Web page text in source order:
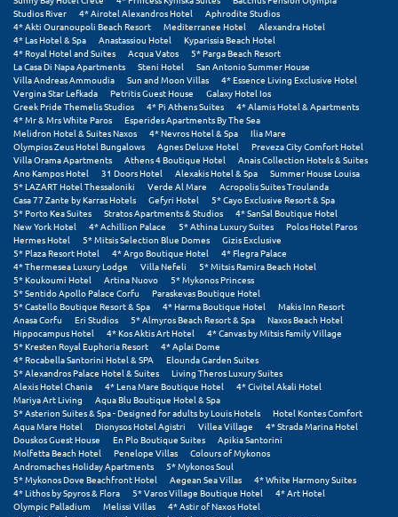
Νέα Μάκρη
Νέα Στύρα Εύβοιας
Νέοι Πόροι Πιερίας
Ξ
Ξυλόκαστρο
Ο
Ορεινή Αρκαδία
Ορεινή Ναυπακτία
Π
Πάλαιρος
Παξοί
Παραλία Κατερίνης
Παραλία Λιτοχώρου
Παράλιο Άστρος
Studios River
4* Airotel Alexandros Hotel
Aphrodite Studios
4* Akti Ouranoupoli Beach Resort
Mediterranee Hotel
Alexandra Hotel
4* Las Hotel & Spa
Anastassiou Hotel
Kyparissia Beach Hotel
4* Royal Hotel and Suites
Acqua Vatos
5* Parga Beach Resort
La Casa Di Napa Apartments
Steni Hotel
San Antonio Summer House
Villa Andreas Ammoudia
Sun and Moon Villas
4* Essence Living Exclusive Hotel
Vergina Star Lefkada
Petritis Guest House
Galaxy Hotel Ios
Greek Pride Themelis Studios
4* Pi Athens Suites
4* Alamis Hotel & Apartments
4* Mr & Mrs White Paros
Esperides Apartments By The Sea
Melidron Hotel & Suites Naxos
4* Nevros Hotel & Spa
Ilia Mare
Olympios Zeus Hotel Bungalows
Agnes Deluxe Hotel
Preveza City Comfort Hotel
Villa Orama Apartments
Athens 4 Boutique Hotel
Anais Collection Hotels & Suites
Ano Kampos Hotel
31 Doors Hotel Alexakis Hotel & Spa
Summer House Louisa
5* LAZART Hotel Thessaloniki
Verde Al Mare
Acropolis Suites Troulanda
Casa 77 Zante by Karras Hotels
Gefyri Hotel
5* Cayo Exclusive Resort & Spa
5* Porto Kea Suites
Stratos Apartments & Studios
4* SanSal Boutique Hotel
New York Hotel
4* Achillion Palace 5* Athina Luxury Suites
Polos Hotel Paros
Hermes Hotel
5* Mitsis Selection Blue Domes
Gizis Exclusive
5* Plaza Resort Hotel
4* Argo Boutique Hotel
4* Flegra Palace
4* Thermesea Luxury Lodge
Villa Nefeli
5* Mitsis Ramira Beach Hotel
5* Koukoumi Hotel
Artina Nuovo
5* Mykonos Princess
5* Sentido Apollo Palace Corfu
Paraskevas Boutique Hotel
5* Castello Boutique Resort & Spa
4* Harma Boutique Hotel
Makis Inn Resort
Anasa Corfu
Eri Studios 5* Almyros Beach Resort & Spa
Naxos Beach Hotel
Hippocampus Hotel
4* Kos Aktis Art Hotel
4* Canvas by Mitsis Family Village
5* Kresten Royal Euphoria Resort
4* Aplai Dome
4* Rocabella Santorini Hotel & SPA
Elounda Garden Suites
5* Alexandros Palace Hotel & Suites
Living Theros Luxury Suites
Alexis Hotel Chania
4* Lena Mare Boutique Hotel
4* Civitel Akali Hotel
Mariya Art Living
Aqua Blu Boutique Hotel & Spa
5* Asterion Suites & Spa - Designed for adults by Louis Hotels
Hotel Kontes Comfort
Aqua Mare Hotel
Dionysos Hotel Agistri Villea Village
4* Strada Marina Hotel
Douskos Guest House
En Plo Boutique Suites
Apikia Santorini
Molfetta Beach Hotel
Penelope Villas
Colours of Mykonos
Andromaches Holiday Apartments
5* Mykonos Soul
5* Mykonos Dove Beachfront Hotel
Aegean Sea Villas
4* White Harmony Suites
4* Lithos by Spyros & Flora
5* Varos Village Boutique Hotel
4* Art Hotel
Olympic Palladium
Melissi Villas
4* Astir of Naxos Hotel